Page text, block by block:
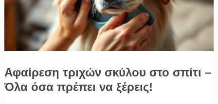
Αφαίρεση τριχών σκύλου στο σπίτι –
Όλα όσα πρέπει να ξέρεις!